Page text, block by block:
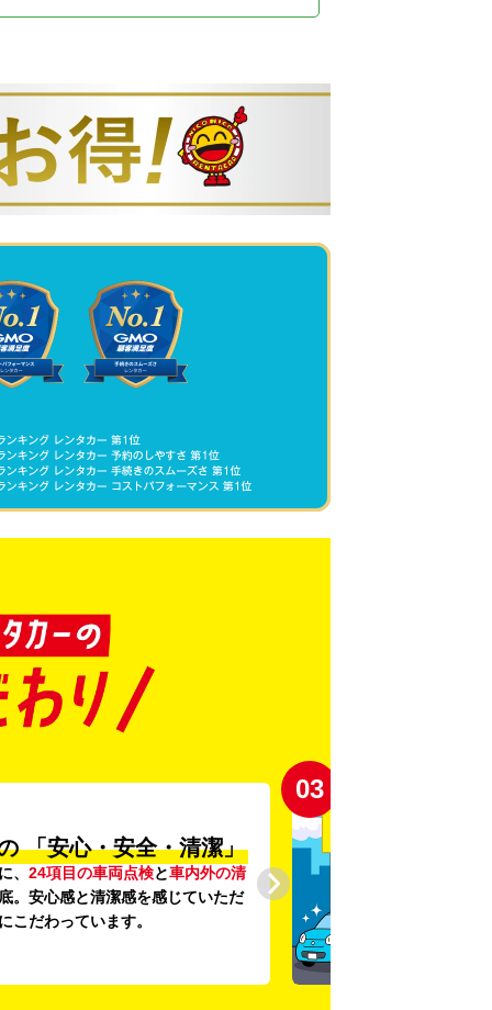
「安心・安全・清潔」
、 24項目の車両点検と車内外の清
。安心感と清潔感を感じていただ
こだわっています。
03